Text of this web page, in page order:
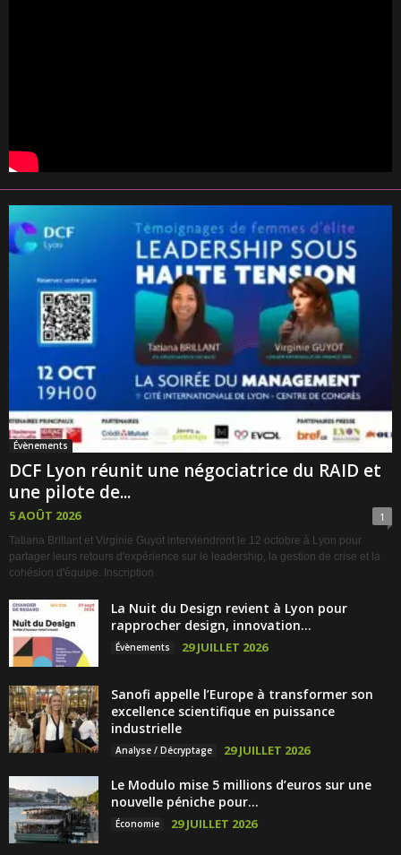
Évènements
DCF Lyon réunit une négociatrice du RAID et
une pilote de...
5 AOÛT 2026 1
Tatiana Brillant et Virginie Guyot interviendront le 12 octobre à Lyon pour
partager leurs retours d'expérience sur le leadership, la gestion de crise et la
cohésion d'équipe. Inscription
La Nuit du Design revient à Lyon pour
rapprocher design, innovation...
Évènements 29 JUILLET 2026
Sanofi appelle l’Europe à transformer son
excellence scientifique en puissance
industrielle
Analyse / Décryptage 29 JUILLET 2026
Le Modulo mise 5 millions d’euros sur une
nouvelle péniche pour...
Économie 29 JUILLET 2026